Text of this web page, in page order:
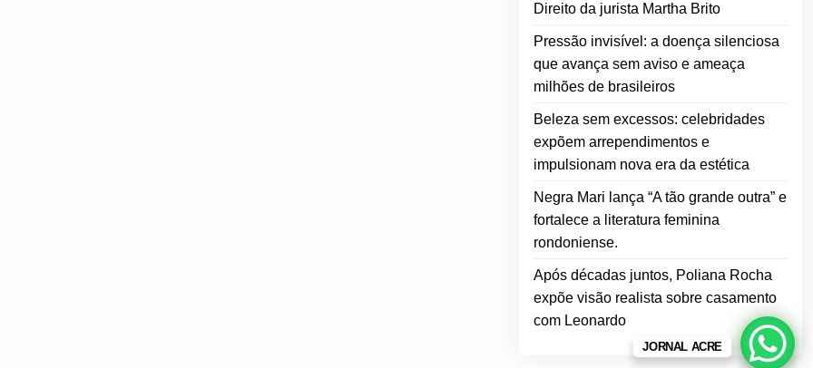
Direito da jurista Martha Brito
Pressão invisível: a doença silenciosa
que avança sem aviso e ameaça
milhões de brasileiros
Beleza sem excessos: celebridades
expõem arrependimentos e
impulsionam nova era da estética
Negra Mari lança “A tão grande outra” e
fortalece a literatura feminina
rondoniense.
Após décadas juntos, Poliana Rocha
expõe visão realista sobre casamento
com Leonardo
JORNAL ACRE